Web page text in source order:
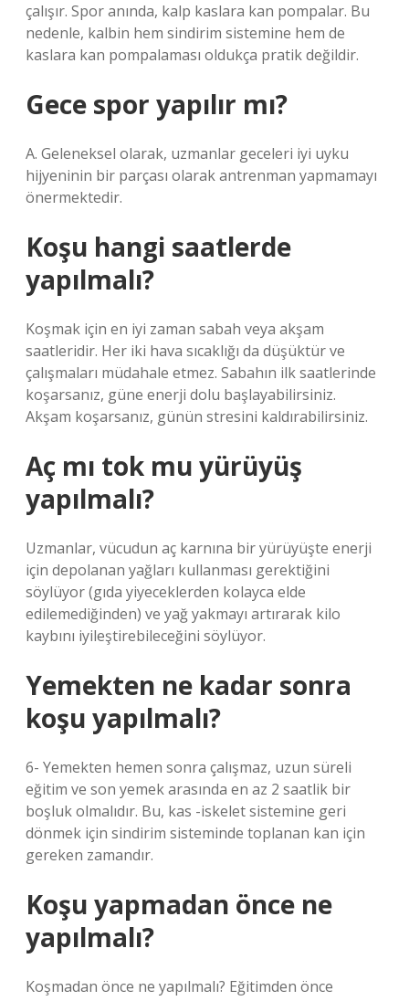
çalışır. Spor anında, kalp kaslara kan pompalar. Bu
nedenle, kalbin hem sindirim sistemine hem de
kaslara kan pompalaması oldukça pratik değildir.
Gece spor yapılır mı?
A. Geleneksel olarak, uzmanlar geceleri iyi uyku
hijyeninin bir parçası olarak antrenman yapmamayı
önermektedir.
Koşu hangi saatlerde
yapılmalı?
Koşmak için en iyi zaman sabah veya akşam
saatleridir. Her iki hava sıcaklığı da düşüktür ve
çalışmaları müdahale etmez. Sabahın ilk saatlerinde
koşarsanız, güne enerji dolu başlayabilirsiniz.
Akşam koşarsanız, günün stresini kaldırabilirsiniz.
Aç mı tok mu yürüyüş
yapılmalı?
Uzmanlar, vücudun aç karnına bir yürüyüşte enerji
için depolanan yağları kullanması gerektiğini
söylüyor (gıda yiyeceklerden kolayca elde
edilemediğinden) ve yağ yakmayı artırarak kilo
kaybını iyileştirebileceğini söylüyor.
Yemekten ne kadar sonra
koşu yapılmalı?
6- Yemekten hemen sonra çalışmaz, uzun süreli
eğitim ve son yemek arasında en az 2 saatlik bir
boşluk olmalıdır. Bu, kas -iskelet sistemine geri
dönmek için sindirim sisteminde toplanan kan için
gereken zamandır.
Koşu yapmadan önce ne
yapılmalı?
Koşmadan önce ne yapılmalı? Eğitimden önce